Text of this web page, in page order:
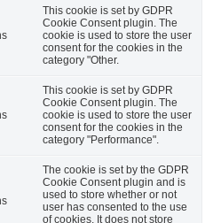
This cookie is set by GDPR
Cookie Consent plugin. The
cookie is used to store the user
consent for the cookies in the
category "Other.
This cookie is set by GDPR
Cookie Consent plugin. The
cookie is used to store the user
consent for the cookies in the
category "Performance".
The cookie is set by the GDPR
Cookie Consent plugin and is
used to store whether or not
user has consented to the use
of cookies. It does not store